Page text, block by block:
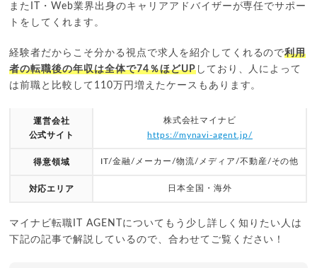
またIT・Web業界出身のキャリアアドバイザーが専任でサポー
トをしてくれます。
経験者だからこそ分かる視点で求人を紹介してくれるので利用
者の転職後の年収は全体で74％ほどUPしており、人によって
は前職と比較して110万円増えたケースもあります。
運営会社
公式サイト
株式会社マイナビ
https://mynavi-agent.jp/
得意領域 IT/金融/メーカー/物流/メディア/不動産/その他
対応エリア 日本全国・海外
マイナビ転職IT AGENTについてもう少し詳しく知りたい人は
下記の記事で解説しているので、合わせてご覧ください！